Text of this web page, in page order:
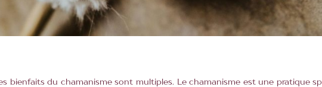
bienfaits du chamanisme sont multiples. Le chamanisme est une pratique